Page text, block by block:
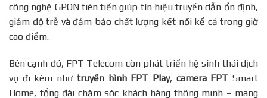
công nghệ GPON tiên tiến giúp tín hiệu truyền dẫn ổn định,
giảm độ trễ và đảm bảo chất lượng kết nối kể cả trong giờ
cao điểm.
Bên cạnh đó, FPT Telecom còn phát triển hệ sinh thái dịch
vụ đi kèm nhưtruyền hình FPT Play, camera FPT Smart
Home, tổng đài chăm sóc khách hàng thông minh – mang